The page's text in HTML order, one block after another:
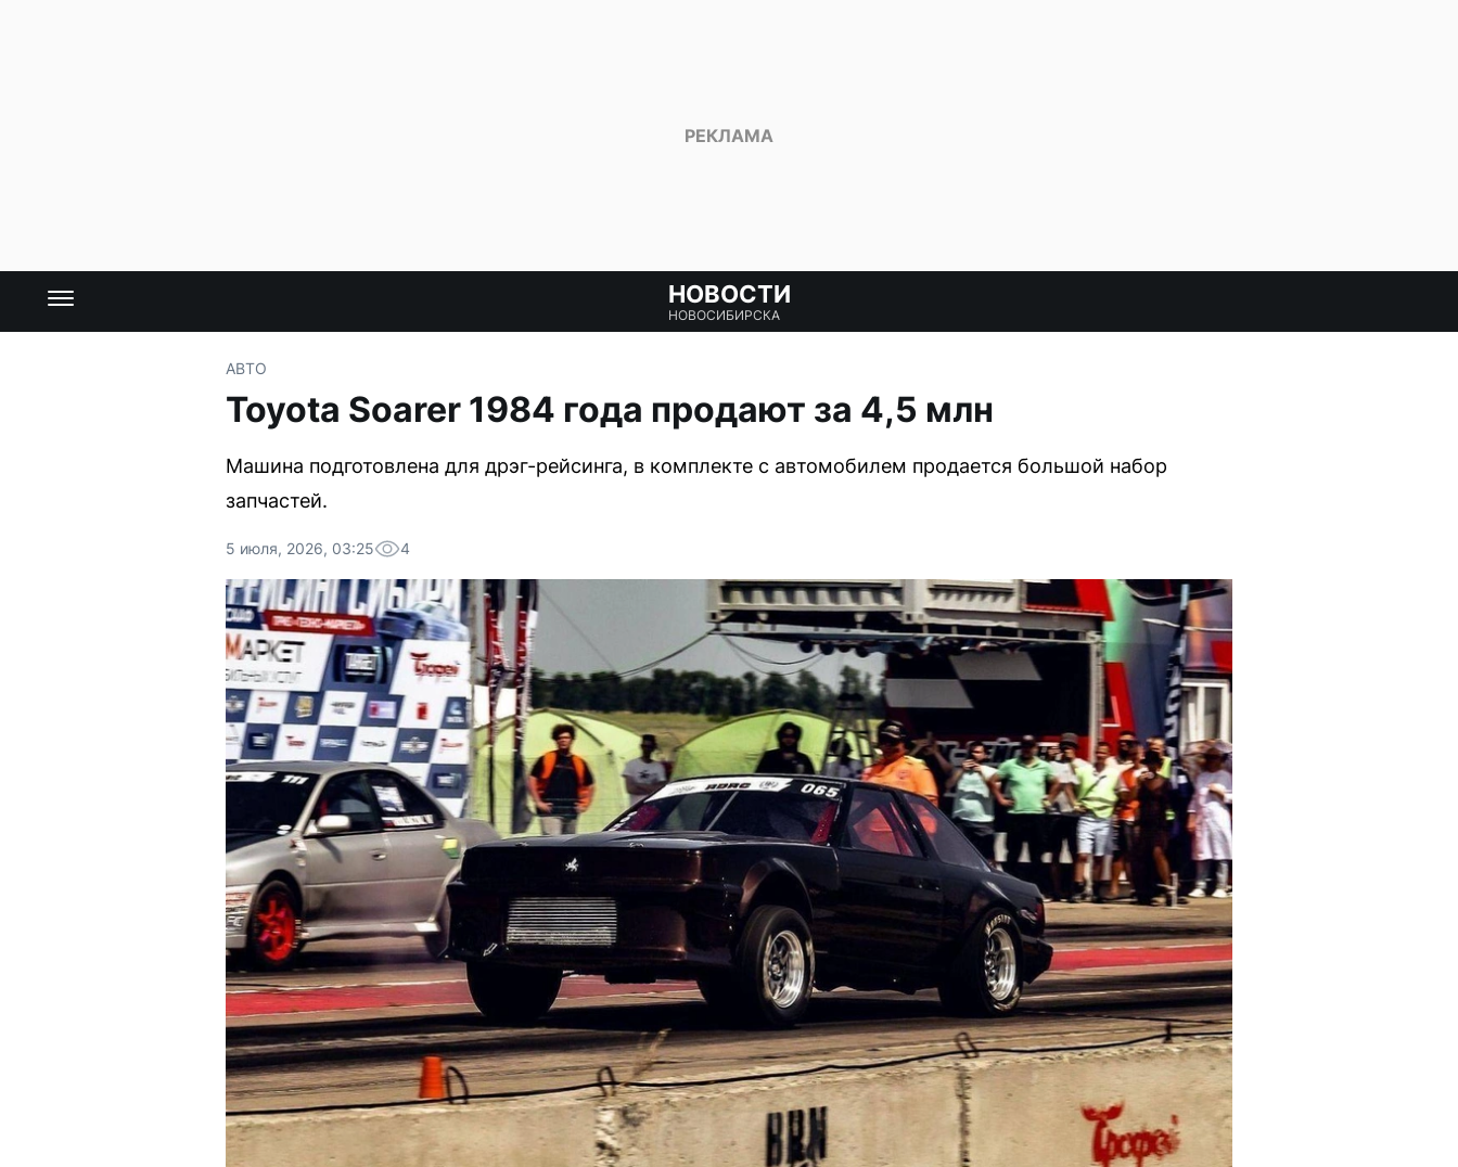
НОВОСТИ
НОВОСИБИРСКА
АВТО
Toyota Soarer 1984 года продают за 4,5 млн
Машина подготовлена для дрэг-рейсинга, в комплекте с автомобилем продается большой набор
запчастей.
5 июля, 2026, 03:25 4